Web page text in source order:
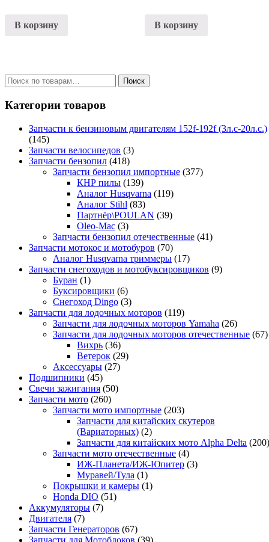
В корзину В корзину
Искать: Поиск
Категории товаров
Запчасти к бензиновым двигателям 152f-192f (3л.с-20л.с.)
(145)
Запчасти велосипедов (3)
Запчасти бензопил (418)
Запчасти бензопил импортные (377)
КНР пилы (139)
Аналог Husqvarna (119)
Аналог Stihl (83)
Партнёр\POULAN (39)
Oleo-Mac (3)
Запчасти бензопил отечественные (41)
Запчасти мотокос и мотобуров (70)
Аналог Husqvarna триммеры (17)
Запчасти снегоходов и мотобуксировщиков (9)
Буран (1)
Буксировщики (6)
Снегоход Dingo (3)
Запчасти для лодочных моторов (119)
Запчасти для лодочных моторов Yamaha (26)
Запчасти для лодочных моторов отечественные (67)
Вихрь (36)
Ветерок (29)
Аксессуары (27)
Подшипники (45)
Свечи зажигания (50)
Запчасти мото (260)
Запчасти мото импортные (203)
Запчасти для китайских скутеров
(Вариаторных) (2)
Запчасти для китайских мото Alpha Delta (200)
Запчасти мото отечественные (4)
ИЖ-Планета/ИЖ-Юпитер (3)
Муравей/Тула (1)
Покрышки и камеры (1)
Honda DIO (51)
Аккумуляторы (7)
Двигателя (7)
Запчасти Генераторов (67)
Запчасти для Мотоблоков (39)